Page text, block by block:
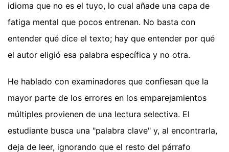
idioma que no es el tuyo, lo cual añade una capa de
fatiga mental que pocos entrenan. No basta con
entender qué dice el texto; hay que entender por qué
el autor eligió esa palabra específica y no otra.
He hablado con examinadores que confiesan que la
mayor parte de los errores en los emparejamientos
múltiples provienen de una lectura selectiva. El
estudiante busca una "palabra clave" y, al encontrarla,
deja de leer, ignorando que el resto del párrafo